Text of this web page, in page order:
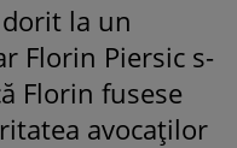
la un
Florin Piersic s-
Florin fusese
avocaților